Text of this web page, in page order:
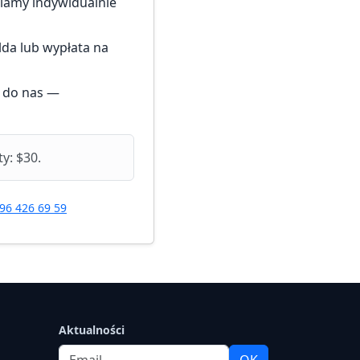
lub wypłata na
do nas —
$30.
426 69 59
Aktualności
Email